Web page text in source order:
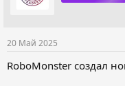
20 Май 2025
RoboMonster создал